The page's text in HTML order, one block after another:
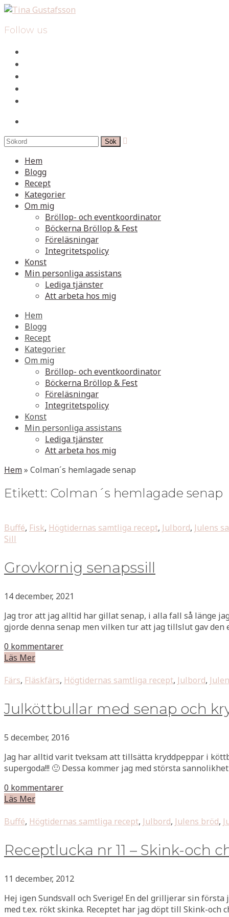
Follow us

Hem
Blogg
Recept
Kategorier
Om mig
Bröllop- och eventkoordinator
Böckerna Bröllop & Fest
Föreläsningar
Integritetspolicy
Konst
Min personliga assistans
Lediga tjänster
Att arbeta hos mig
Hem
Blogg
Recept
Kategorier
Om mig
Bröllop- och eventkoordinator
Böckerna Bröllop & Fest
Föreläsningar
Integritetspolicy
Konst
Min personliga assistans
Lediga tjänster
Att arbeta hos mig
Hem» Colman´s hemlagade senap
Etikett: Colman´s hemlagade senap
Buffé, Fisk, Högtidernas samtliga recept, Julbord, Julens
Sill
Grovkornig senapssill
14 december, 2021
Jag tror att jag alltid har gillat senap, i alla fall så länge
gjorde denna senap men vilken tur att jag tillslut gav
0 kommentarer
Läs Mer
Färs, Fläskfärs, Högtidernas samtliga recept, Julbord,
Julköttbullar med senap och
5 december, 2016
Jag har alltid varit tveksam att tillsätta kryddpeppar i
supergoda!!! 🙂 Dessa kommer jag med största
0 kommentarer
Läs Mer
Buffé, Högtidernas samtliga recept, Julbord, Julens bröd,
Receptlucka nr 11 – Skink-och
11 december, 2012
Hej igen Sundsvall och Sverige! En del grilljerar sin
med t.ex. rökt skinka. Receptet har jag döpt till Skink-och